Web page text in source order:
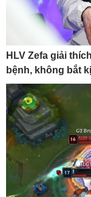
HLV Zefa giải
bệnh, không bắt